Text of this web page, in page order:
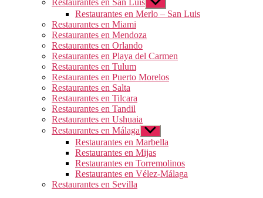
Restaurantes en San Luis Mostrar
el
submenú
Restaurantes en Merlo – San Luis
Restaurantes en Miami
Restaurantes en Mendoza
Restaurantes en Orlando
Restaurantes en Playa del Carmen
Restaurantes en Tulum
Restaurantes en Puerto Morelos
Restaurantes en Salta
Restaurantes en Tilcara
Restaurantes en Tandil
Restaurantes en Ushuaia
Restaurantes en Málaga Mostrar
el
submenú
Restaurantes en Marbella
Restaurantes en Mijas
Restaurantes en Torremolinos
Restaurantes en Vélez-Málaga
Restaurantes en Sevilla